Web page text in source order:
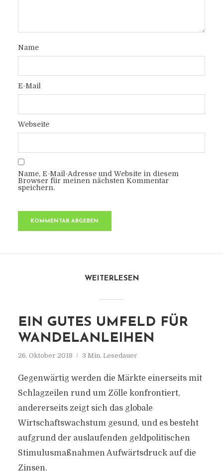
Name
E-Mail
Webseite
Name, E-Mail-Adresse und Website in diesem
Browser für meinen nächsten Kommentar
speichern.
WEITERLESEN
EIN GUTES UMFELD FÜR
WANDELANLEIHEN
26. Oktober 2018 3 Min. Lesedauer
Gegenwärtig werden die Märkte einerseits mit
Schlagzeilen rund um Zölle konfrontiert,
andererseits zeigt sich das globale
Wirtschaftswachstum gesund, und es besteht
aufgrund der auslaufenden geldpolitischen
Stimulusmaßnahmen Aufwärtsdruck auf die
Zinsen.